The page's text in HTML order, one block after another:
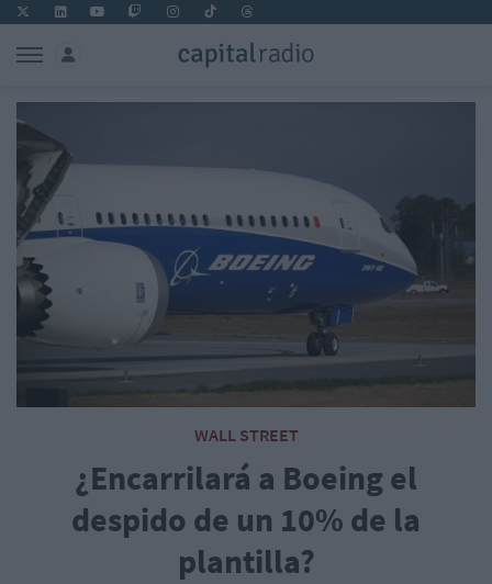
WALL STREET
¿Encarrilará a Boeing el
despido de un 10% de la
plantilla?